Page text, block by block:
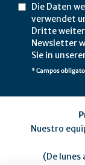
Die Daten
verwendet
Dritte
Newsletter
Sie in
* Campos
Nuestro
(De lunes